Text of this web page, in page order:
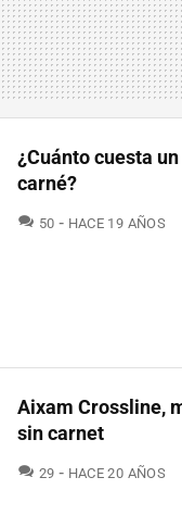
¿Cuánto cuesta
carné?
50 COMENTARIOS
HACE 19 AÑOS
Aixam Crossline,
sin carnet
29 COMENTARIOS
HACE 20 AÑOS